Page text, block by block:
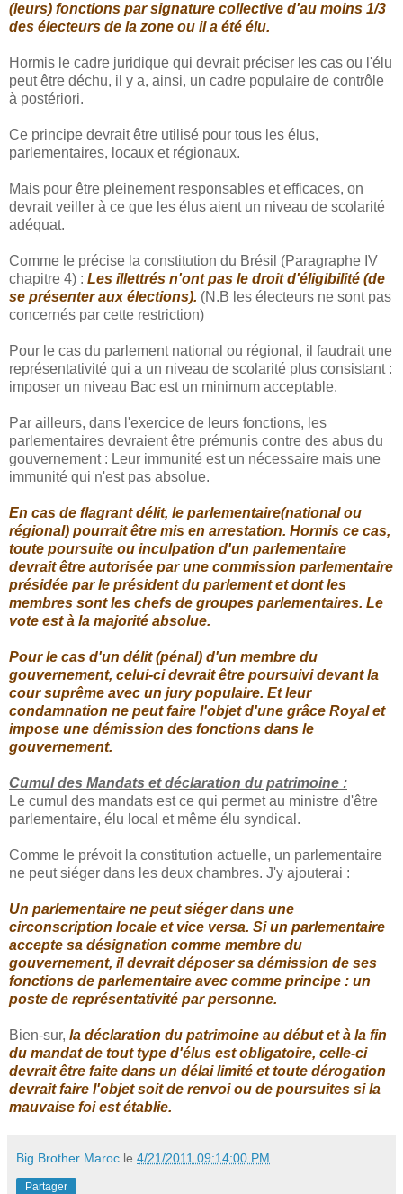
(leurs) fonctions par signature collective d'au moins 1/3
des électeurs de la zone ou il a été élu.
Hormis le cadre juridique qui devrait préciser les cas ou l'élu
peut être déchu, il y a, ainsi, un cadre populaire de contrôle
à postériori.
Ce principe devrait être utilisé pour tous les élus,
parlementaires, locaux et régionaux.
Mais pour être pleinement responsables et efficaces, on
devrait veiller à ce que les élus aient un niveau de scolarité
adéquat.
Comme le précise la constitution du Brésil (Paragraphe IV
chapitre 4) : Les illettrés n'ont pas le droit d'éligibilité (de
se présenter aux élections). (N.B les électeurs ne sont pas
concernés par cette restriction)
Pour le cas du parlement national ou régional, il faudrait une
représentativité qui a un niveau de scolarité plus consistant :
imposer un niveau Bac est un minimum acceptable.
Par ailleurs, dans l'exercice de leurs fonctions, les
parlementaires devraient être prémunis contre des abus du
gouvernement : Leur immunité est un nécessaire mais une
immunité qui n'est pas absolue.
En cas de flagrant délit, le parlementaire(national ou
régional) pourrait être mis en arrestation. Hormis ce cas,
toute poursuite ou inculpation d'un parlementaire
devrait être autorisée par une commission parlementaire
présidée par le président du parlement et dont les
membres sont les chefs de groupes parlementaires. Le
vote est à la majorité absolue.
Pour le cas d'un délit (pénal) d'un membre du
gouvernement, celui-ci devrait être poursuivi devant la
cour suprême avec un jury populaire. Et leur
condamnation ne peut faire l'objet d'une grâce Royal et
impose une démission des fonctions dans le
gouvernement.
Cumul des Mandats et déclaration du patrimoine :
Le cumul des mandats est ce qui permet au ministre d'être
parlementaire, élu local et même élu syndical.
Comme le prévoit la constitution actuelle, un parlementaire
ne peut siéger dans les deux chambres. J'y ajouterai :
Un parlementaire ne peut siéger dans une
circonscription locale et vice versa. Si un parlementaire
accepte sa désignation comme membre du
gouvernement, il devrait déposer sa démission de ses
fonctions de parlementaire avec comme principe : un
poste de représentativité par personne.
Bien-sur, la déclaration du patrimoine au début et à la fin
du mandat de tout type d'élus est obligatoire, celle-ci
devrait être faite dans un délai limité et toute dérogation
devrait faire l'objet soit de renvoi ou de poursuites si la
mauvaise foi est établie.
Big Brother Maroc le 4/21/2011 09:14:00 PM
Partager